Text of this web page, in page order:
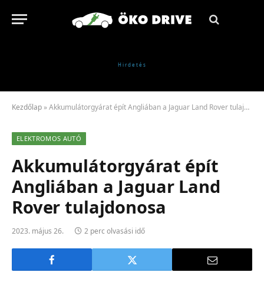
Kezdőlap »Akkumulátorgyárat épít Angliában a Jaguar Land Rover tulajdonosa
ELEKTROMOS AUTÓ
Akkumulátorgyárat épít
Angliában a Jaguar Land
Rover tulajdonosa
2023. május 26. 2 perc olvasási idő